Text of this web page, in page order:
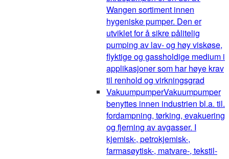
Wangen sortiment innen
hygeniske pumper. Den er
utviklet for å sikre pålitelig
pumping av lav- og høy viskøse,
flyktige og gassholdige medium i
applikasjoner som har høye krav
til renhold og virkningsgrad
VakuumpumperVakuumpumper
benyttes innen industrien bl.a. til.
fordampning, tørking, evakuering
og fjerning av avgasser. I
kjemisk-, petrokjemisk-,
farmasøytisk-, matvare-, tekstil-